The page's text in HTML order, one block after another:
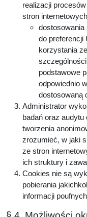
realizacji
stron
do preferencji
korzystania
podstawowe
odpowiednio
dostosowaną
Administrator
badań oraz
tworzenia
zrozumieć, w jaki
ze stron
ich struktury i
Cookies nie są
pobierania
informacji